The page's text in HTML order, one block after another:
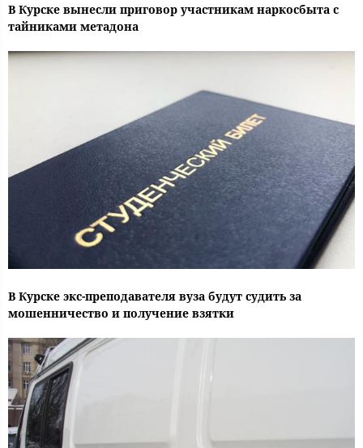
В Курске вынесли приговор участникам наркосбыта с
тайниками метадона
В Курске экс-преподавателя вуза будут судить за
мошенничество и получение взятки